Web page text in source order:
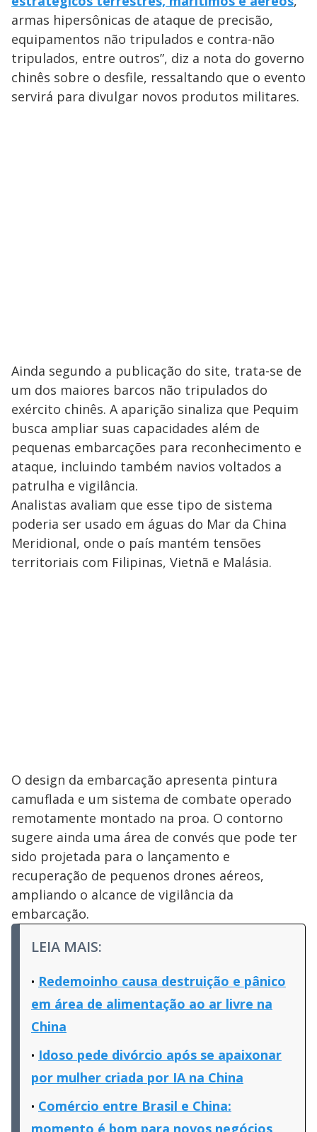
armas hipersônicas de ataque de precisão,
equipamentos não tripulados e contra-não
tripulados, entre outros”, diz a nota do governo
chinês sobre o desfile, ressaltando que o evento
servirá para divulgar novos produtos militares.
Ainda segundo a publicação do site, trata-se de
um dos maiores barcos não tripulados do
exército chinês. A aparição sinaliza que Pequim
busca ampliar suas capacidades além de
pequenas embarcações para reconhecimento e
ataque, incluindo também navios voltados a
patrulha e vigilância.
Analistas avaliam que esse tipo de sistema
poderia ser usado em águas do Mar da China
Meridional, onde o país mantém tensões
territoriais com Filipinas, Vietnã e Malásia.
O design da embarcação apresenta pintura
camuflada e um sistema de combate operado
remotamente montado na proa. O contorno
sugere ainda uma área de convés que pode ter
sido projetada para o lançamento e
recuperação de pequenos drones aéreos,
ampliando o alcance de vigilância da
embarcação.
LEIA MAIS:
Redemoinho causa destruição e pânico
em área de alimentação ao ar livre na
China
Idoso pede divórcio após se apaixonar
por mulher criada por IA na China
Comércio entre Brasil e China:
momento é bom para novos negócios,